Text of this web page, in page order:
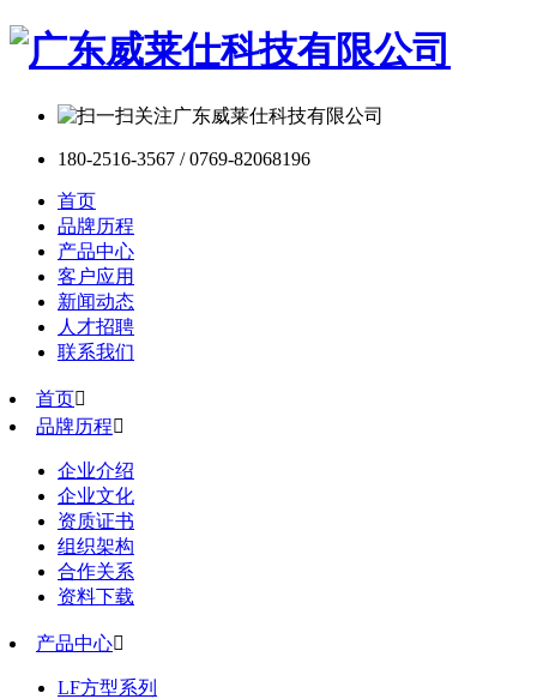
180-2516-3567 / 0769-82068196
首页
品牌历程
产品中心
客户应用
新闻动态
人才招聘
联系我们
首页
品牌历程
企业介绍
企业文化
资质证书
组织架构
合作关系
资料下载
产品中心
LF方型系列